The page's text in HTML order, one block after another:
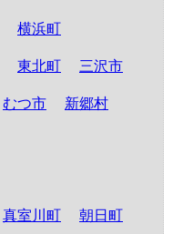
横浜町
東北町 三沢市
むつ市 新郷村
真室川町 朝日町